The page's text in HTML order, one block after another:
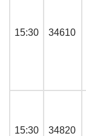
15:30 34610
15:30 34820